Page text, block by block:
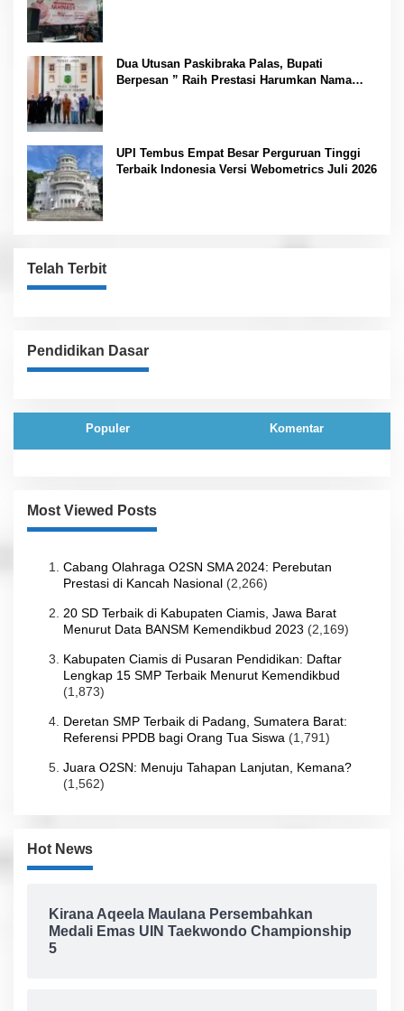
Dua Utusan Paskibraka Palas, Bupati
Berpesan ” Raih Prestasi Harumkan Nama
UPI Tembus Empat Besar Perguruan Tinggi
Terbaik Indonesia Versi Webometrics Juli 2026
Telah Terbit
Pendidikan Dasar
Populer Komentar
Most Viewed Posts
Cabang Olahraga O2SN SMA 2024: Perebutan
Prestasi di Kancah Nasional (2,266)
20 SD Terbaik di Kabupaten Ciamis, Jawa Barat
Menurut Data BANSM Kemendikbud 2023 (2,169)
Kabupaten Ciamis di Pusaran Pendidikan: Daftar
Lengkap 15 SMP Terbaik Menurut Kemendikbud
(1,873)
Deretan SMP Terbaik di Padang, Sumatera Barat:
Referensi PPDB bagi Orang Tua Siswa (1,791)
Juara O2SN: Menuju Tahapan Lanjutan, Kemana?
(1,562)
Hot News
Kirana Aqeela Maulana Persembahkan
Medali Emas UIN Taekwondo Championship
5